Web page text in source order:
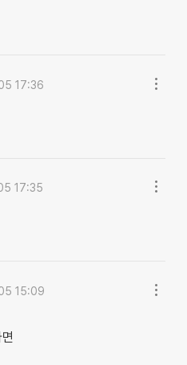
17:36
17:35
15:09